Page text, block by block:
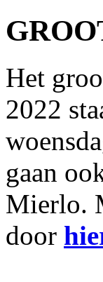
Het
2022
gaan
Mierlo.
door